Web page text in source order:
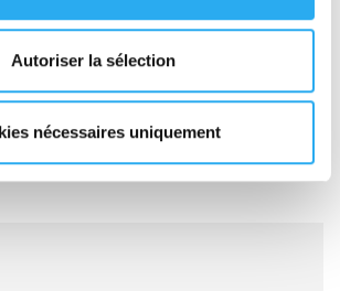
Autoriser la sélection
nécessaires uniquement
fiable et compétent à vos côtés, vous
répondre aux attentes de vos clients,
chaque détail compte.